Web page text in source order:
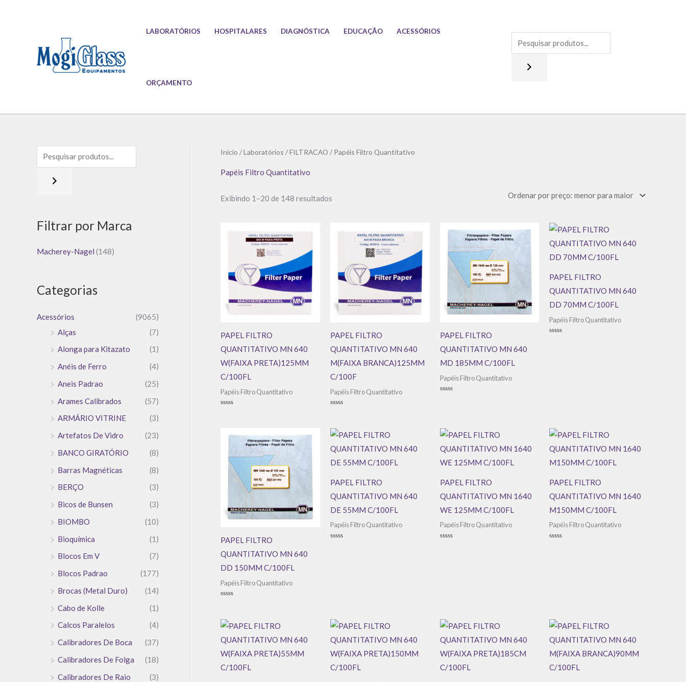
LABORATÓRIOS HOSPITALARES DIAGNÓSTICA EDUCAÇÃO ACESSÓRIOS
ORÇAMENTO
Filtrar por Marca
Macherey-Nagel (148)
Categorias
Acessórios
(9065)
Alças
(7)
Alonga para Kitazato
(1)
Anéis de Ferro
(4)
Aneis Padrao
(25)
Arames Calibrados
(57)
ARMÁRIO VITRINE
(3)
Artefatos De Vidro
(23)
BANCO GIRATÓRIO
(8)
Barras Magnéticas
(8)
BERÇO
(3)
Bicos de Bunsen
(3)
BIOMBO
(10)
Bioquímica
(1)
Blocos Em V
(7)
Blocos Padrao
(177)
Brocas (Metal Duro)
(14)
Cabo de Kolle
(1)
Calcos Paralelos
(4)
Calibradores De Boca
(37)
Calibradores De Folga
(18)
Calibradores De Raio
(3)
Início /Laboratórios /FILTRACAO / Papéis Filtro Quantitativo
Papéis Filtro Quantitativo
Exibindo 1–20 de 148 resultados
Classificado
por
PAPEL FILTRO
QUANTITATIVO MN 640
W(FAIXA PRETA)125MM
C/100FL
Papéis Filtro Quantitativo
PAPEL FILTRO
QUANTITATIVO MN 640
M(FAIXA BRANCA)125MM
C/100F
Papéis Filtro Quantitativo
5
PAPEL FILTRO
QUANTITATIVO MN 640
MD 185MM C/100FL
Papéis Filtro Quantitativo
PAPEL FILTRO
QUANTITATIVO MN 640
DD 70MM C/100FL
Papéis Filtro Quantitativo
PAPEL FILTRO
QUANTITATIVO MN 640
DD 150MM C/100FL
Papéis Filtro Quantitativo
5
PAPEL FILTRO
QUANTITATIVO MN 640
DE 55MM C/100FL
Papéis Filtro Quantitativo
PAPEL FILTRO
QUANTITATIVO MN 1640
WE 125MM C/100FL
Papéis Filtro Quantitativo
PAPEL FILTRO
QUANTITATIVO MN 1640
M150MM C/100FL
Papéis Filtro Quantitativo